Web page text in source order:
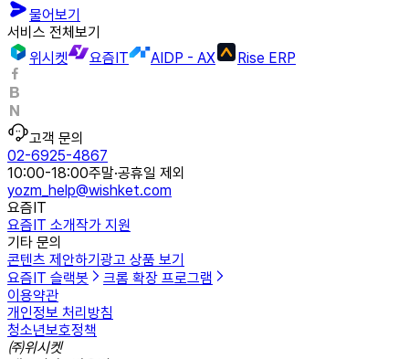
물어보기
서비스 전체보기
위시켓
요즘IT AIDP - AX Rise ERP
고객 문의
02-6925-4867
10:00-18:00주말·공휴일 제외
yozm_help@wishket.com
요즘IT
요즘IT 소개작가 지원
기타 문의
콘텐츠 제안하기 광고 상품 보기
요즘IT 슬랙봇
크롬 확장 프로그램
이용약관
개인정보 처리방침
청소년보호정책
㈜위시켓